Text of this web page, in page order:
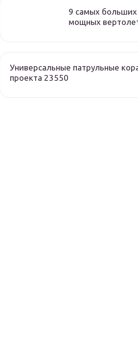
9 самых больших
мощных
Универсальные патрульные
проекта 23550